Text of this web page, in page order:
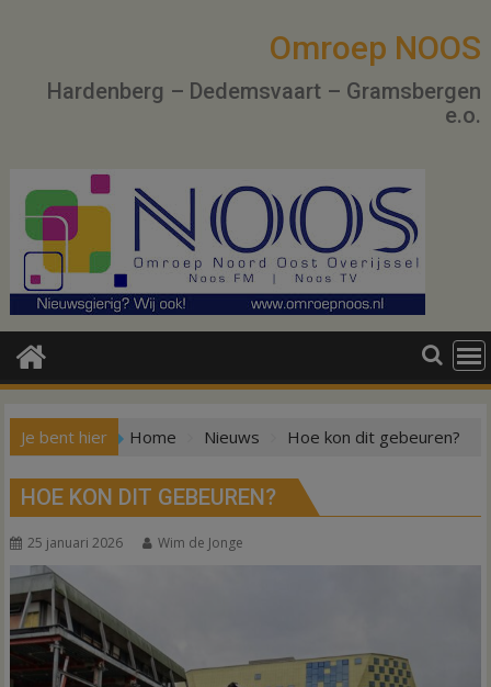
Omroep NOOS
Hardenberg – Dedemsvaart – Gramsbergen
e.o.
Je bent hier Home Nieuws Hoe kon dit gebeuren?
HOE KON DIT GEBEUREN?
25 januari 2026 Wim de Jonge